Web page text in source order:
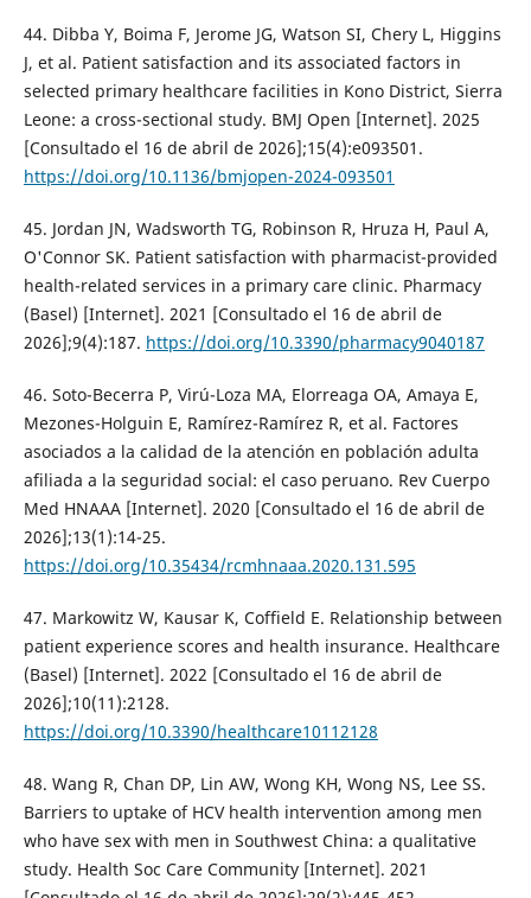
44. Dibba Y, Boima F, Jerome JG, Watson SI, Chery L, Higgins
J, et al. Patient satisfaction and its associated factors in
selected primary healthcare facilities in Kono District, Sierra
Leone: a cross-sectional study. BMJ Open [Internet]. 2025
[Consultado el 16 de abril de 2026];15(4):e093501.
https://doi.org/10.1136/bmjopen-2024-093501
45. Jordan JN, Wadsworth TG, Robinson R, Hruza H, Paul A,
O'Connor SK. Patient satisfaction with pharmacist-provided
health-related services in a primary care clinic. Pharmacy
(Basel) [Internet]. 2021 [Consultado el 16 de abril de
2026];9(4):187. https://doi.org/10.3390/pharmacy9040187
46. Soto-Becerra P, Virú-Loza MA, Elorreaga OA, Amaya E,
Mezones-Holguin E, Ramírez-Ramírez R, et al. Factores
asociados a la calidad de la atención en población adulta
afiliada a la seguridad social: el caso peruano. Rev Cuerpo
Med HNAAA [Internet]. 2020 [Consultado el 16 de abril de
2026];13(1):14-25.
https://doi.org/10.35434/rcmhnaaa.2020.131.595
47. Markowitz W, Kausar K, Coffield E. Relationship between
patient experience scores and health insurance. Healthcare
(Basel) [Internet]. 2022 [Consultado el 16 de abril de
2026];10(11):2128.
https://doi.org/10.3390/healthcare10112128
48. Wang R, Chan DP, Lin AW, Wong KH, Wong NS, Lee SS.
Barriers to uptake of HCV health intervention among men
who have sex with men in Southwest China: a qualitative
study. Health Soc Care Community [Internet]. 2021